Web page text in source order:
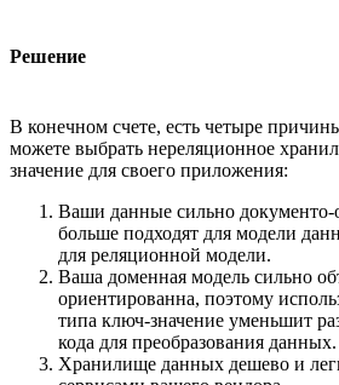
Решение
В конечном счете, есть четыре
можете выбрать нереляционное
значение для своего приложения:
Ваши данные сильно
больше подходят для модели
для реляционной модели.
Ваша доменная модель сильно
ориентированна, поэтому
типа ключ-значение уменьшит
кода для преобразования данных.
Хранилище данных дешево и